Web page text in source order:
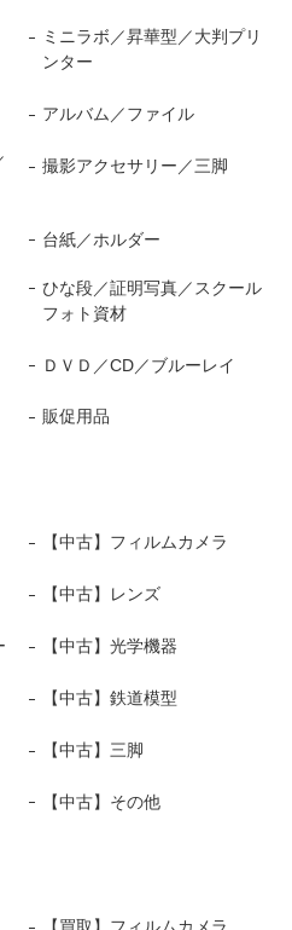
ミニラボ／昇華型／大判プリ
ンター
アルバム／ファイル
撮影アクセサリー／三脚
台紙／ホルダー
ひな段／証明写真／スクール
フォト資材
ＤＶＤ／CD／ブルーレイ
販促用品
【中古】フィルムカメラ
【中古】レンズ
【中古】光学機器
【中古】鉄道模型
【中古】三脚
【中古】その他